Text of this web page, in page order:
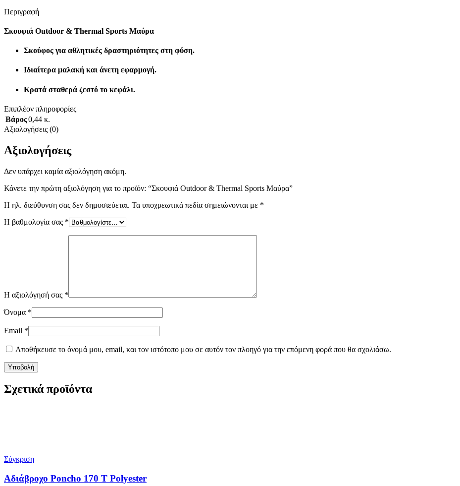
Περιγραφή
Σκουφιά Outdoor & Thermal Sports Μαύρα
Σκούφος για αθλητικές δραστηριότητες στη φύση.
Ιδιαίτερα μαλακή και άνετη εφαρμογή.
Κρατά σταθερά ζεστό το κεφάλι.
Επιπλέον πληροφορίες
Βάρος0,44 κ.
Αξιολογήσεις (0)
Αξιολογήσεις
Δεν υπάρχει καμία αξιολόγηση ακόμη.
Κάνετε την πρώτη αξιολόγηση για το προϊόν: “Σκουφιά Outdoor & Thermal Sports Μαύρα”
Η ηλ. διεύθυνση σας δεν δημοσιεύεται. Τα υποχρεωτικά πεδία σημειώνονται με *
Η βαθμολογία σας *
Η αξιολόγησή σας *
Όνομα *
Email *
Αποθήκευσε το όνομά μου, email, και τον ιστότοπο μου σε αυτόν τον πλοηγό για την επόμενη φορά που θα σχολιάσω.
Σχετικά προϊόντα
Σύγκριση
Αδιάβροχο Poncho 170 T Polyester